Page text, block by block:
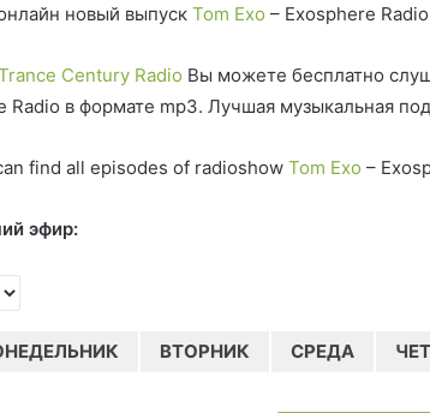
новый выпуск Tom Exo – Exosphere
Century Radio Вы можете бесплатно
Radio в формате mp3. Лучшая музыкальная
find all episodes of radioshow Tom Exo –
эфир:
ВТОРНИК СРЕДА